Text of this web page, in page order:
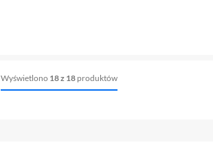
Wyświetlono 18 z 18 produktów